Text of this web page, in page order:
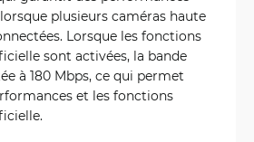
plusieurs caméras haute
Lorsque les fonctions
sont activées, la bande
à 180 Mbps, ce qui permet
et les fonctions